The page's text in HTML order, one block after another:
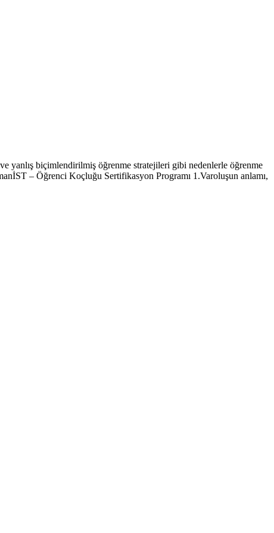
yanlış biçimlendirilmiş öğrenme stratejileri gibi nedenlerle öğrenme
– Öğrenci Koçluğu Sertifikasyon Programı 1.Varoluşun anlamı,